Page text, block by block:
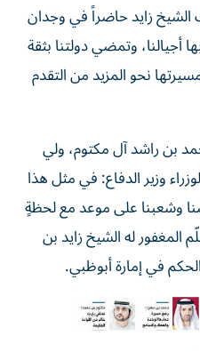
الشيخ زايد حاضراً في وجدان
وتمضي دولتنا بثقة
نحو المزيد من التقدم
بن راشد آل مكتوم، ولي
وزير الدفاع: في مثل هذا
وشعبنا على موعد مع لحظةٍ
له الشيخ زايد بن
في إمارة أبوظبي.